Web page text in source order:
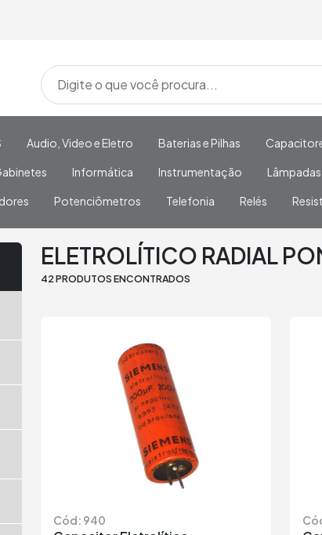
Audio, Video e Eletro Baterias e Pilhas
ELETROLÍTICO RADIAL
42 PRODUTOS ENCONTRADOS
Cód: 940